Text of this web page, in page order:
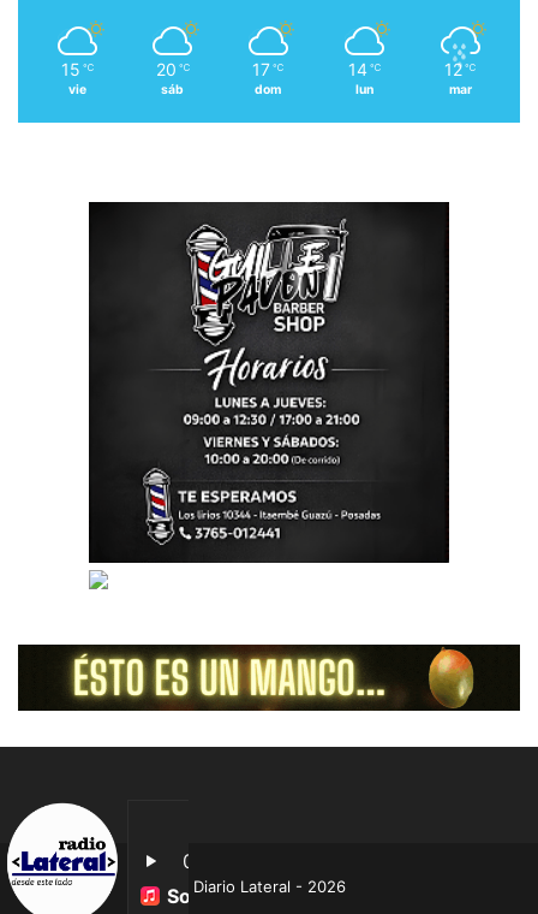
15 ℃
vie
20 ℃
sáb
17 ℃
dom
14 ℃
lun
12 ℃
mar
Diario Lateral - 2026